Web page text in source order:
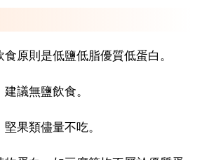
原則是低鹽低脂優質低蛋白。
議無鹽飲食。
果類儘量不吃。